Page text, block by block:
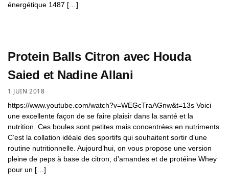
énergétique 1487 […]
Protein Balls Citron avec Houda
Saied et Nadine Allani
1 JUIN 2018
https://www.youtube.com/watch?v=WEGcTraAGnw&t=13s Voici
une excellente façon de se faire plaisir dans la santé et la
nutrition. Ces boules sont petites mais concentrées en nutriments.
C’est la collation idéale des sportifs qui souhaitent sortir d’une
routine nutritionnelle. Aujourd’hui, on vous propose une version
pleine de peps à base de citron, d’amandes et de protéine Whey
pour un […]